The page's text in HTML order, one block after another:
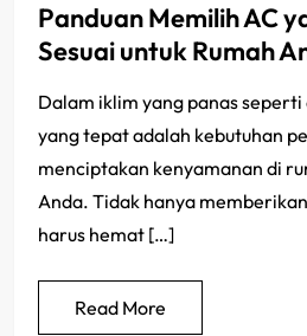
Panduan Memilih AC
Sesuai untuk Rumah
Dalam iklim yang panas
yang tepat adalah kebutuhan
menciptakan kenyamanan di
Anda. Tidak hanya
harus hemat […]
Read More